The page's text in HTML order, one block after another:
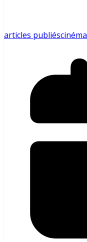
articles publiéscinéma